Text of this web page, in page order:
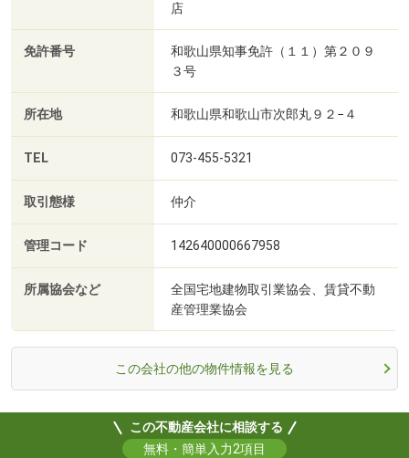
店
免許番号
和歌山県知事免許（１１）第２０９
３号
所在地 和歌山県和歌山市次郎丸９２−４
TEL 073-455-5321
取引態様 仲介
管理コード 142640000667958
所属協会など
全国宅地建物取引業協会、賃貸不動
産管理業協会
この会社の他の物件情報を見る
この不動産会社に相談する
無料・簡単入力2項目